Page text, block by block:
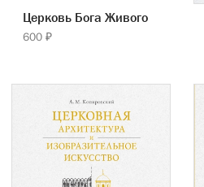
Церковь Бога Живого
600 ₽